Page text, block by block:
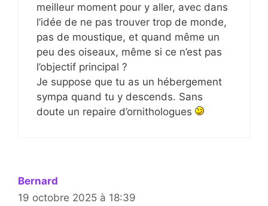
meilleur moment pour y aller, avec dans
l’idée de ne pas trouver trop de monde,
pas de moustique, et quand même un
peu des oiseaux, même si ce n’est pas
l’objectif principal ?
Je suppose que tu as un hébergement
sympa quand tu y descends. Sans
doute un repaire d’ornithologues
Bernard
19 octobre 2025 à 18:39